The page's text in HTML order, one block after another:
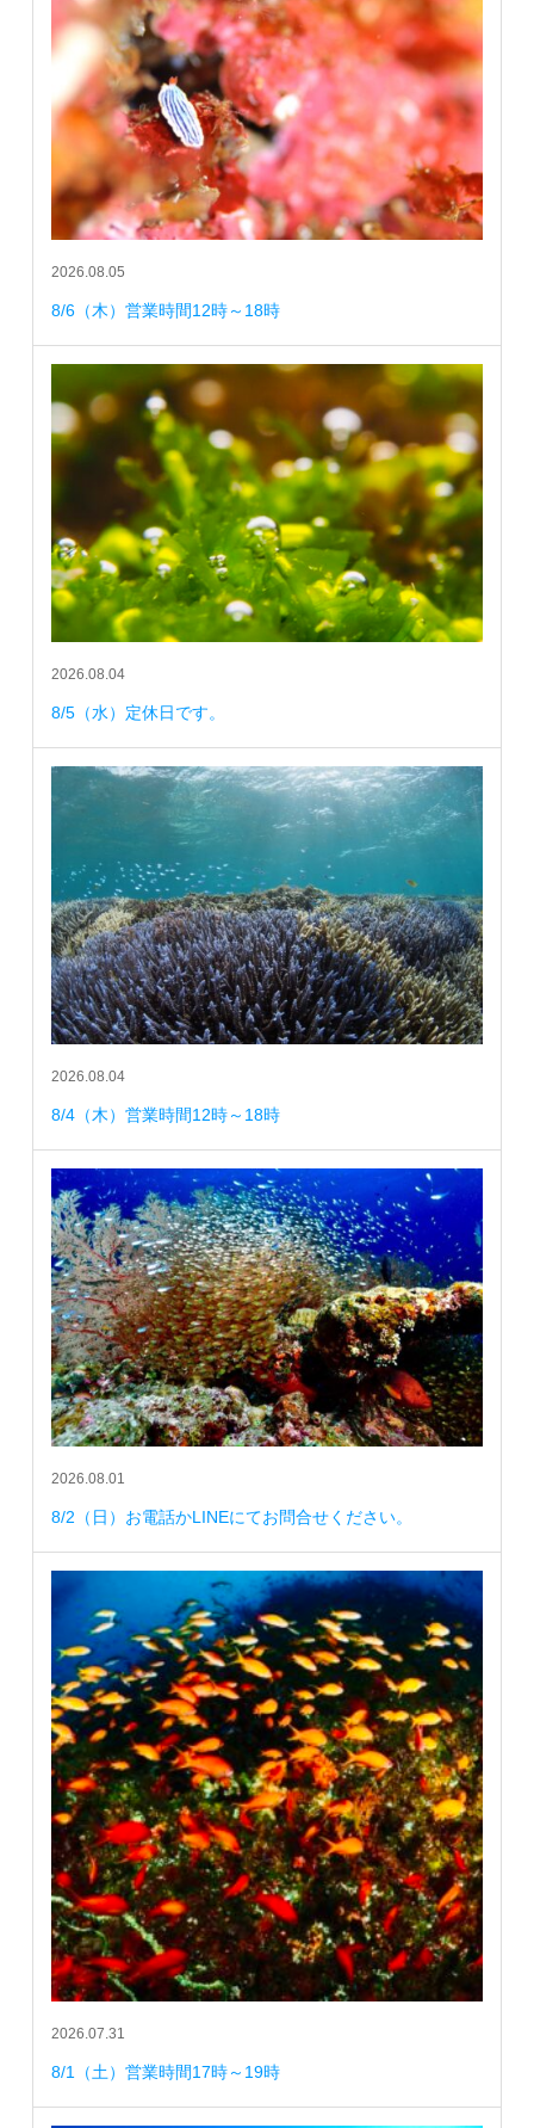
2026.08.05
8/6（木）営業時間12時～18時
2026.08.04
8/5（水）定休日です。
2026.08.04
8/4（木）営業時間12時～18時
2026.08.01
8/2（日）お電話かLINEにてお問合せください。
2026.07.31
8/1（土）営業時間17時～19時